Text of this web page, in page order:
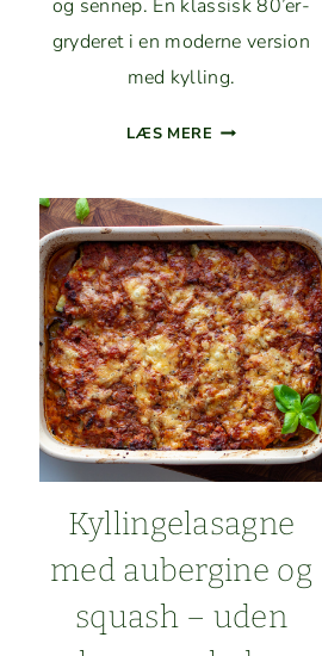
og sen­nep. En klas­sisk 80’er-
gry­deret i en mod­erne ver­sion
med kylling.
LÆS MERE ENEBÆR­
I
FLØDES­
OVS
MED
SEN­
NEP
OG
ROSMARIN
Kyllinge­lasagne
med aubergine og
squash – uden